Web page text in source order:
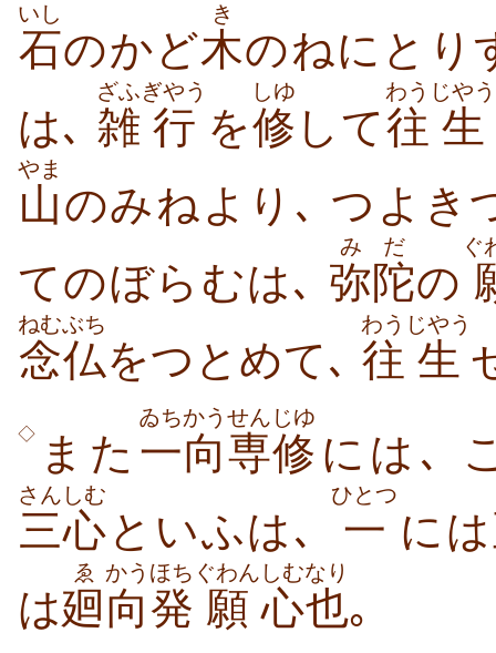
石
いし
のかど木
き
のねにとり
は､ 雑
ざふ
行
ぎやう
を修
しゆ
して往
わう
生
じやう
山
やま
のみねより､ つよき
てのぼらむは､ 弥陀
みだ
の
ぐ
念仏
ねむぶち
をつとめて､ 往
わう
生
じやう
◇ また 一向
ゐちかう
専修
せんじゆ
には､
三心
さんしむ
といふは､ 一
ひとつ
には
は廻
ゑ
向
かう
発
ほち
願
ぐわん
心
しむ
也
なり
｡